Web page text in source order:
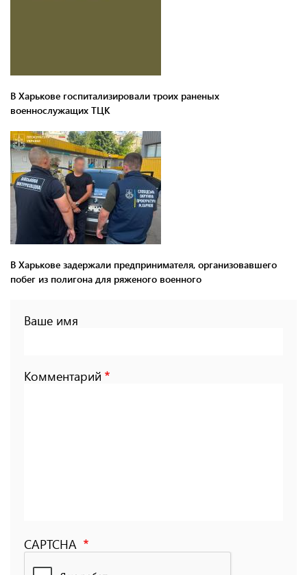
В Харькове госпитализировали троих раненых
военнослужащих ТЦК
В Харькове задержали предпринимателя, организовавшего
побег из полигона для ряженого военного
Ваше имя
Комментарий
CAPTCHA